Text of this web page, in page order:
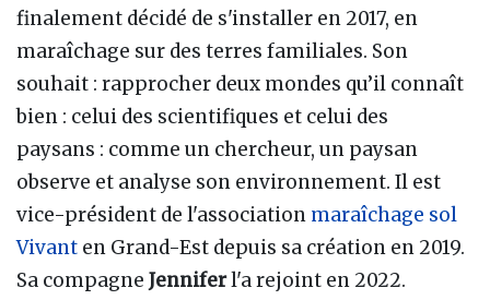
finalement décidé de s'installer en 2017, en
maraîchage sur des terres familiales. Son
souhait : rapprocher deux mondes qu’il connaît
bien : celui des scientifiques et celui des
paysans : comme un chercheur, un paysan
observe et analyse son environnement. Il est
vice-président de l'association maraîchage sol
Vivant en Grand-Est depuis sa création en 2019.
Sa compagne Jenniferl'a rejoint en 2022.